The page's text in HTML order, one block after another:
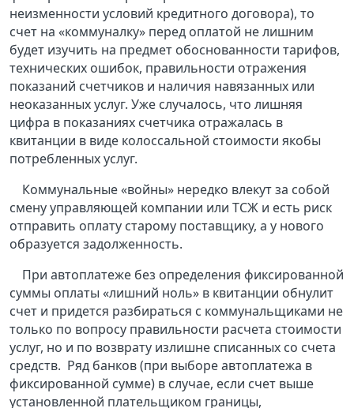
неизменности условий кредитного договора), то
счет на «коммуналку» перед оплатой не лишним
будет изучить на предмет обоснованности тарифов,
технических ошибок, правильности отражения
показаний счетчиков и наличия навязанных или
неоказанных услуг. Уже случалось, что лишняя
цифра в показаниях счетчика отражалась в
квитанции в виде колоссальной стоимости якобы
потребленных услуг.
Коммунальные «войны» нередко влекут за собой
смену управляющей компании или ТСЖ и есть риск
отправить оплату старому поставщику, а у нового
образуется задолженность.
При автоплатеже без определения фиксированной
суммы оплаты «лишний ноль» в квитанции обнулит
счет и придется разбираться с коммунальщиками не
только по вопросу правильности расчета стоимости
услуг, но и по возврату излишне списанных со счета
средств. Ряд банков (при выборе автоплатежа в
фиксированной сумме) в случае, если счет выше
установленной плательщиком границы,